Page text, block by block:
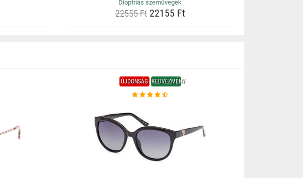
Dioptriás szemüvegek
22555 Ft22155 Ft
ÚJDONSÁG KEDVEZMÉNY